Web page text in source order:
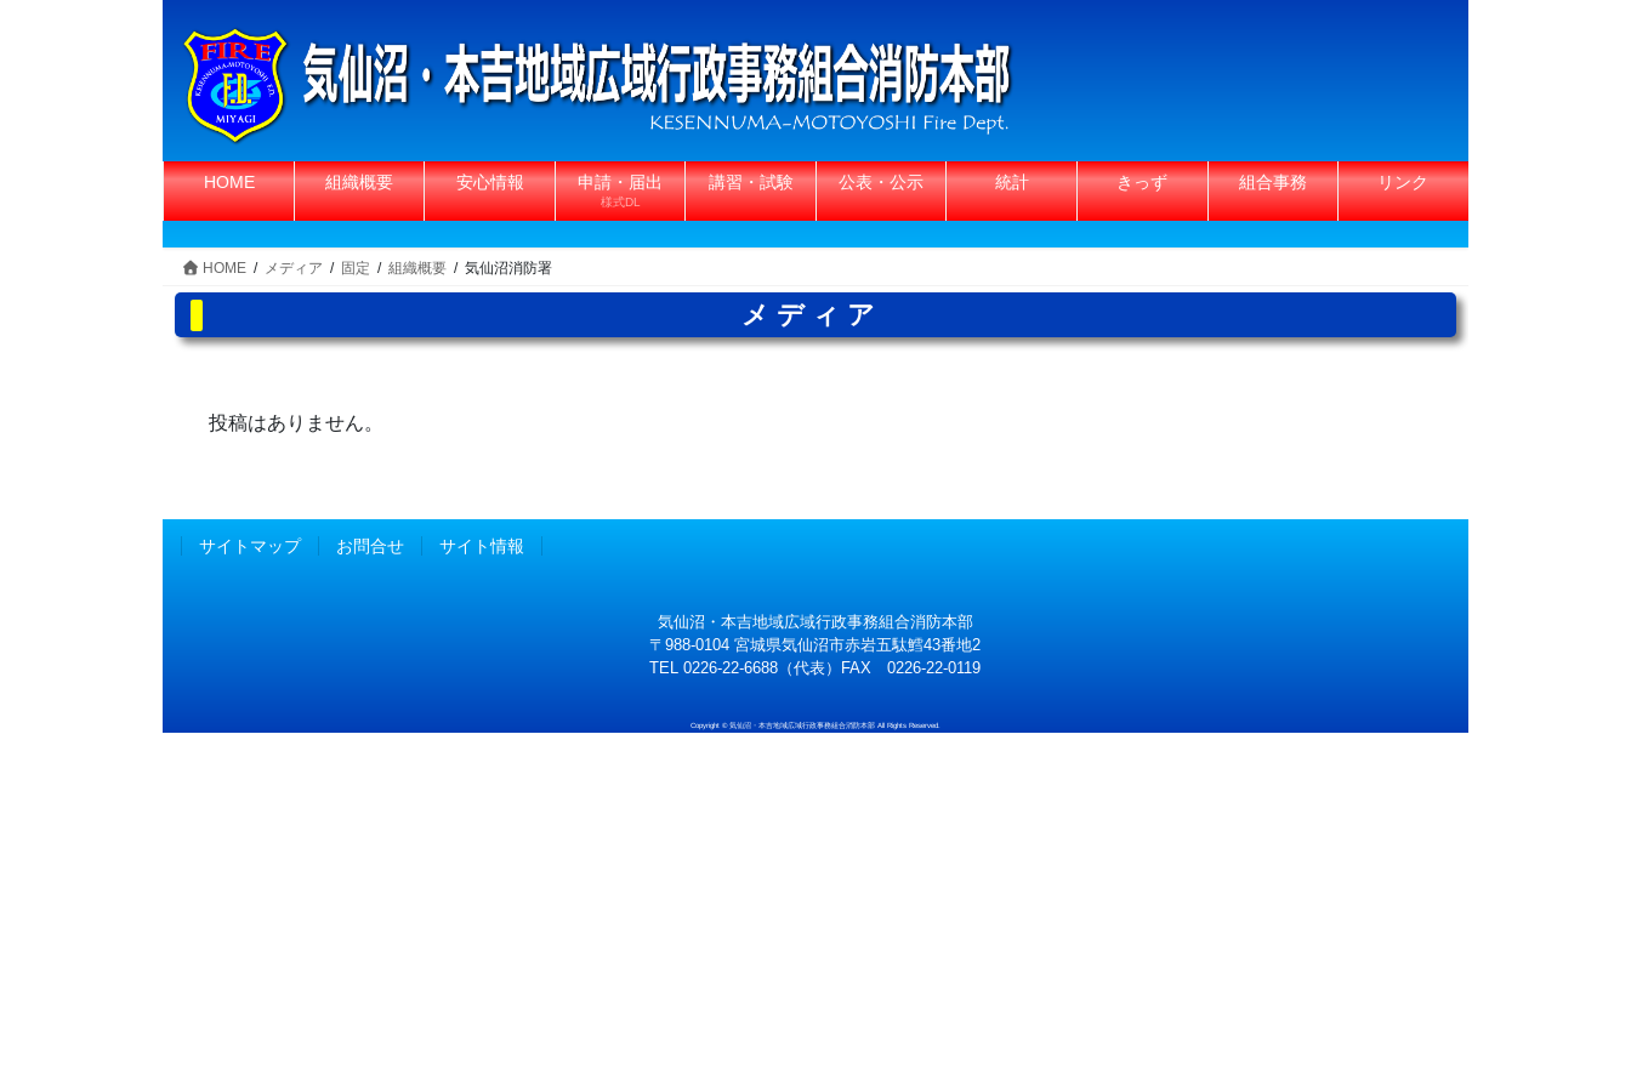
へ
ス
キ
ッ
ョ
ン
に
移
HOME 組織概要 安心情報 申請・届出
様式DL
講習・試験 公表・公示 統計 きっず 組合事務 リンク
HOME メディア 固定 組織概要 気仙沼消防署
メディア
投稿はありません。
サイトマップ お問合せ サイト情報
気仙沼・本吉地域広域行政事務組合消防本部
〒988-0104 宮城県気仙沼市赤岩五駄鱈43番地2
TEL 0226-22-6688（代表）FAX 0226-22-0119
Copyright © 気仙沼・本吉地域広域行政事務組合消防本部 All Rights Reserved.